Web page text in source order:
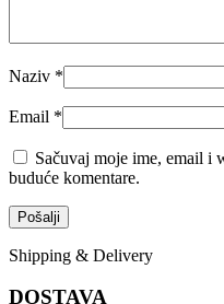
Naziv *
Email *
Sačuvaj moje ime, email i
buduće komentare.
Shipping & Delivery
DOSTAVA